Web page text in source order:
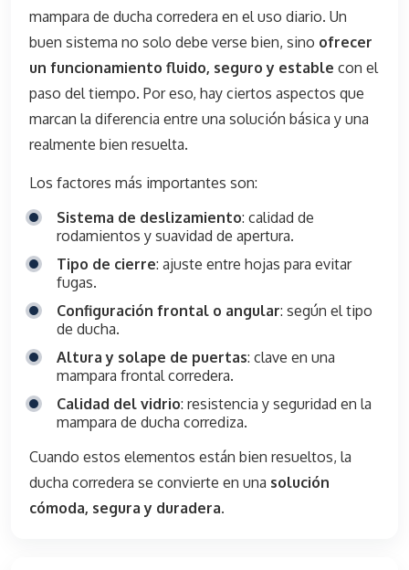
mampara de ducha corredera en el uso diario. Un
buen sistema no solo debe verse bien, sino ofrecer
un funcionamiento fluido, seguro y estable con el
paso del tiempo. Por eso, hay ciertos aspectos que
marcan la diferencia entre una solución básica y una
realmente bien resuelta.
Los factores más importantes son:
Sistema de deslizamiento: calidad de
rodamientos y suavidad de apertura.
Tipo de cierre: ajuste entre hojas para evitar
fugas.
Configuración frontal o angular: según el tipo
de ducha.
Altura y solape de puertas: clave en una
mampara frontal corredera.
Calidad del vidrio: resistencia y seguridad en la
mampara de ducha corrediza.
Cuando estos elementos están bien resueltos, la
ducha corredera se convierte en una solución
cómoda, segura y duradera.